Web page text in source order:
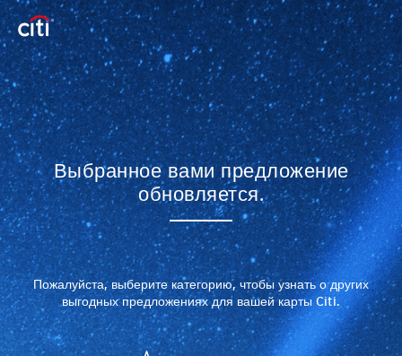
Выбранное вами предложение
обновляется.
Пожалуйста, выберите категорию, чтобы узнать о других
выгодных предложениях для вашей карты Citi.